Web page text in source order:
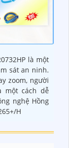
là một
sát an ninh.
zoom, người
một cách dễ
nghệ Hồng
H